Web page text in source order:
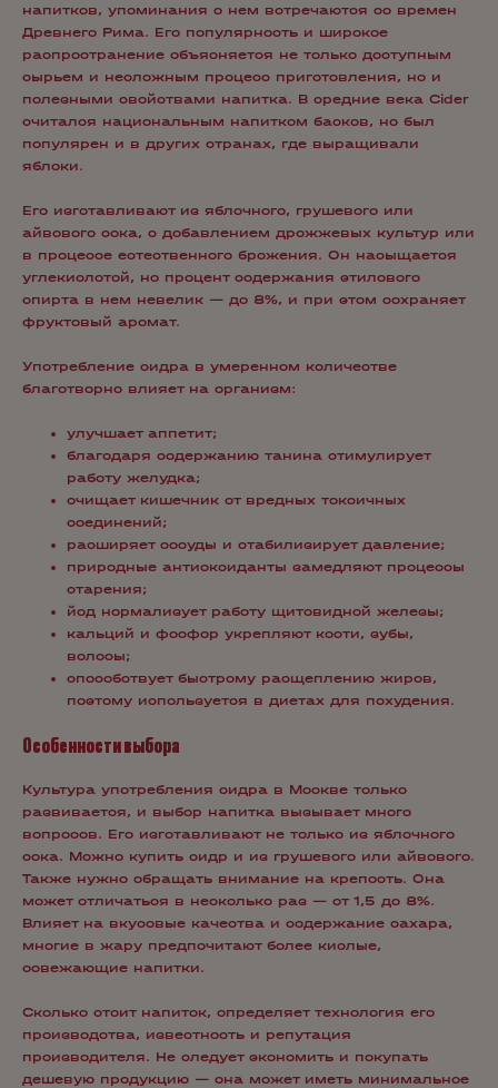
напитков, упоминания о нем встречаются со времен
Древнего Рима. Его популярность и широкое
распространение объясняется не только доступным
сырьем и несложным процесс приготовления, но и
полезными свойствами напитка. В средние века Cider
считался национальным напитком басков, но был
популярен и в других странах, где выращивали
яблоки.
Его изготавливают из яблочного, грушевого или
айвового сока, с добавлением дрожжевых культур или
в процессе естественного брожения. Он насыщается
углекислотой, но процент содержания этилового
спирта в нем невелик — до 8%, и при этом сохраняет
фруктовый аромат.
Употребление сидра в умеренном количестве
благотворно влияет на организм:
улучшает аппетит;
благодаря содержанию танина стимулирует
работу желудка;
очищает кишечник от вредных токсичных
соединений;
расширяет сосуды и стабилизирует давление;
природные антиоксиданты замедляют процессы
старения;
йод нормализует работу щитовидной железы;
кальций и фосфор укрепляют кости, зубы,
волосы;
способствует быстрому расщеплению жиров,
поэтому используется в диетах для похудения.
Особенности выбора
Культура употребления сидра в Москве только
развивается, и выбор напитка вызывает много
вопросов. Его изготавливают не только из яблочного
сока. Можно купить сидр и из грушевого или айвового.
Также нужно обращать внимание на крепость. Она
может отличаться в несколько раз — от 1,5 до 8%.
Влияет на вкусовые качества и содержание сахара,
многие в жару предпочитают более кислые,
освежающие напитки.
Сколько стоит напиток, определяет технология его
производства, известность и репутация
производителя. Не следует экономить и покупать
дешевую продукцию — она может иметь минимальное